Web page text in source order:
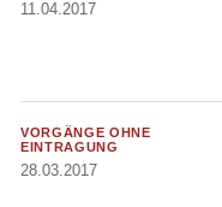
11.04.2017
VORGÄNGE OHNE
EINTRAGUNG
28.03.2017